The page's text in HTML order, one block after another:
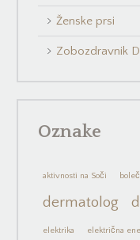
Ženske prsi
Zobozdravnik
Oznake
aktivnosti na Soči
dermatolog
elektrika električna